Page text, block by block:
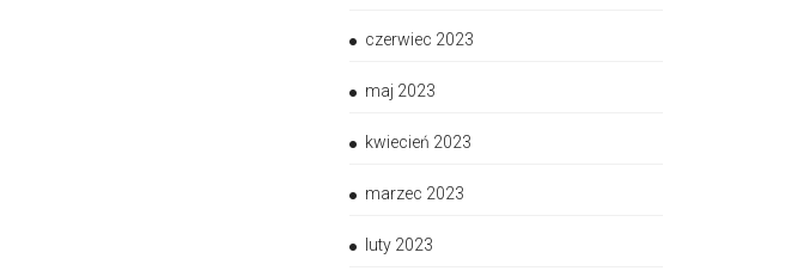
czerwiec 2023
maj 2023
kwiecień 2023
marzec 2023
luty 2023